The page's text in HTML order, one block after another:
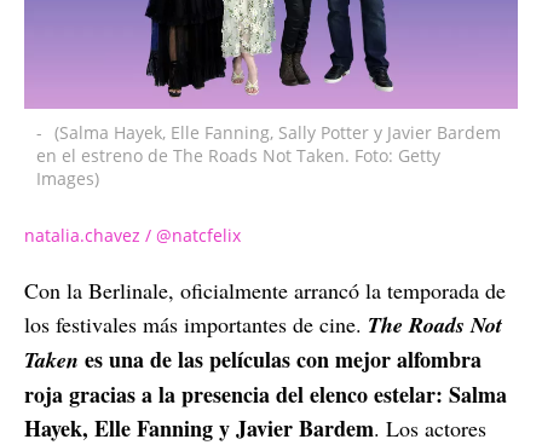
- (Salma Hayek, Elle Fanning, Sally Potter y Javier Bardem
en el estreno de The Roads Not Taken. Foto: Getty
Images)
natalia.chavez / @natcfelix
Con la Berlinale, oficialmente arrancó la temporada de
los festivales más importantes de cine. The Roads Not
Taken es una de las películas con mejor alfombra
roja gracias a la presencia del elenco estelar: Salma
Hayek, Elle Fanning y Javier Bardem. Los actores